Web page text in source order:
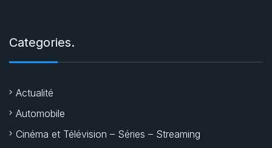
Categories.
Actualité
Automobile
Cinéma et Télévision – Séries – Streaming